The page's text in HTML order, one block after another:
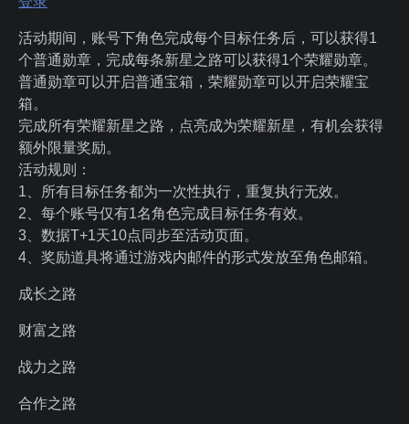
活动期间，账号下角色完成每个目标任务后，可以获得1
个普通勋章，完成每条新星之路可以获得1个荣耀勋章。
普通勋章可以开启普通宝箱，荣耀勋章可以开启荣耀宝
箱。
完成所有荣耀新星之路，点亮成为荣耀新星，有机会获得
额外限量奖励。
活动规则：
1、所有目标任务都为一次性执行，重复执行无效。
2、每个账号仅有1名角色完成目标任务有效。
3、数据T+1天10点同步至活动页面。
4、奖励道具将通过游戏内邮件的形式发放至角色邮箱。
成长之路
财富之路
战力之路
合作之路